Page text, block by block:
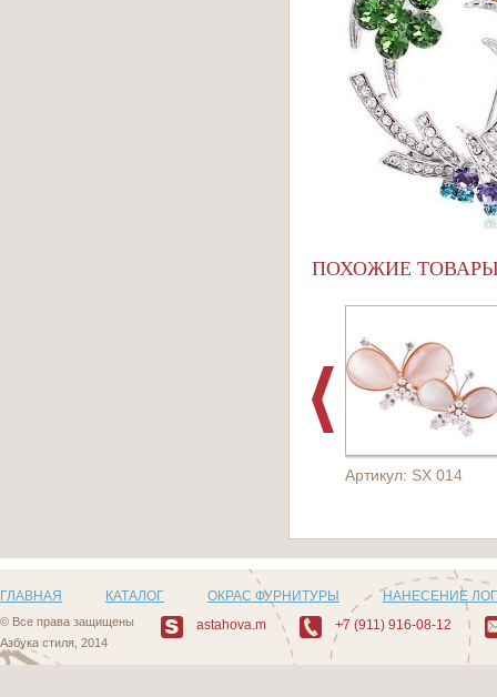
ПОХОЖИЕ
Артикул: SX 014
ГЛАВНАЯ КАТАЛОГ ОКРАС ФУРНИТУРЫ НАНЕСЕНИЕ
© Все права защищены
Азбука стиля, 2014
astahova.m +7 (911) 916-08-12